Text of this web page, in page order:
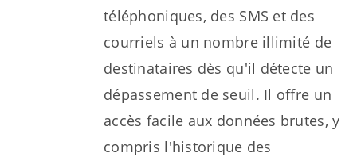
téléphoniques, des SMS et des
courriels à un nombre illimité de
destinataires dès qu'il détecte un
dépassement de seuil. Il offre un
accès facile aux données brutes, y
compris l'historique des